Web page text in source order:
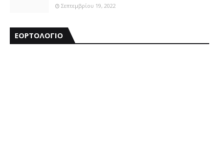
Σεπτεμβρίου 19, 2022
ΕΟΡΤΟΛΟΓΙΟ